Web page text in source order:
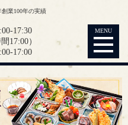
業100年の実績
17:30
17:00）
17:00
MENU